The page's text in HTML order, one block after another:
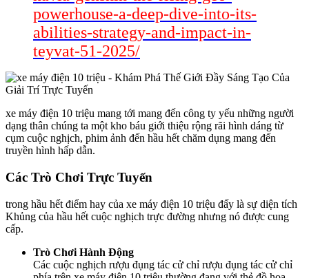
powerhouse-a-deep-dive-into-its-
abilities-strategy-and-impact-in-
teyvat-51-2025/
xe máy điện 10 triệu mang tới mang đến công ty yếu những người
dạng thân chúng ta một kho báu giới thiệu rộng rãi hình dáng từ
cụm cuộc nghịch, phim ảnh đến hầu hết chăm dụng mang đến
truyền hình hấp dẫn.
Các Trò Chơi Trực Tuyến
trong hầu hết điểm hay của xe máy điện 10 triệu đấy là sự diện tích
Khủng của hầu hết cuộc nghịch trực đường nhưng nó được cung
cấp.
Trò Chơi Hành Động
Các cuộc nghịch rượu đụng tác cử chỉ rượu đụng tác cử chỉ